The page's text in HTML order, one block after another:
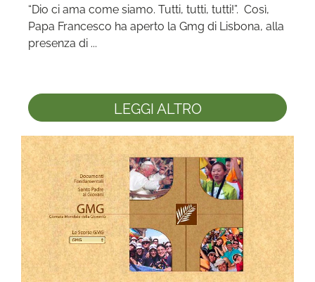
“Dio ci ama come siamo. Tutti, tutti, tutti!”.  Così,
Papa Francesco ha aperto la Gmg di Lisbona, alla
presenza di ...
LEGGI ALTRO